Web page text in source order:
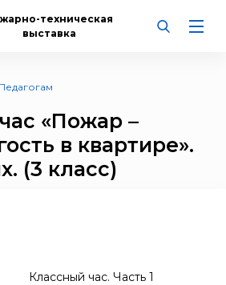
техническая
выставка
Педагогам
«Пожар –
в квартире».
(3 класс)
Классный час. Часть 1